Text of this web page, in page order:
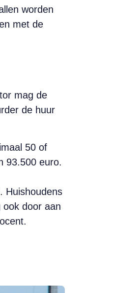
worden
met de
mag de
de huur
50 of
93.500 euro.
Huishoudens
door aan